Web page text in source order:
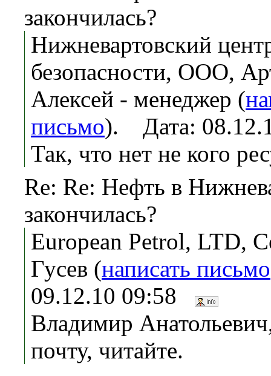
закончилась?
Нижневартовский
безопасности, ООО,
Алексей - менеджер (
письмо). Дата:
Так, что нет не кого
Re: Re: Нефть в
закончилась?
European Petrol, LTD,
Гусeв (написать письмо
09.12.10 09:58
Владимир
почту, читайте.